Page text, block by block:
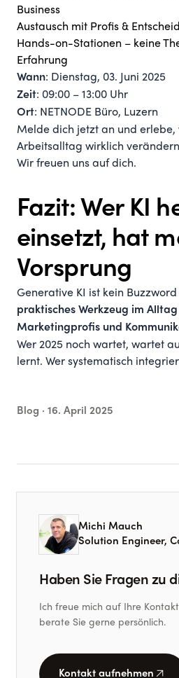
Business
Austausch mit Profis &
Hands-on-Stationen – keine
Erfahrung
Wann: Dienstag, 03. Juni 2025
Zeit: 09:00 – 13:00 Uhr
Ort: NETNODE Büro, Luzern
Melde dich jetzt an und erlebe,
Arbeitsalltag wirklich
Wir freuen uns auf dich.
Fazit: Wer KI
einsetzt, hat
Vorsprung
Generative KI ist kein Buzzword
praktisches Werkzeug im
Marketingprofis und
Wer 2025 noch wartet, wartet
lernt. Wer systematisch
Blog · 16. April 2025
Michi Mauch
Solution Engineer,
Haben Sie Fragen zu
Ich freue mich auf Ihre
berate Sie gerne persönlich.
Kontakt aufnehmen arrow_outward